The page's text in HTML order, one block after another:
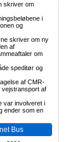
skriver om
i
og
skriver om ny
af
om
speditør og
af CMR-
vejstransport af
var involveret i
ender som en
Bus